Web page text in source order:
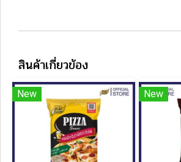
สินค้าเกี่ยวข้อง
New New